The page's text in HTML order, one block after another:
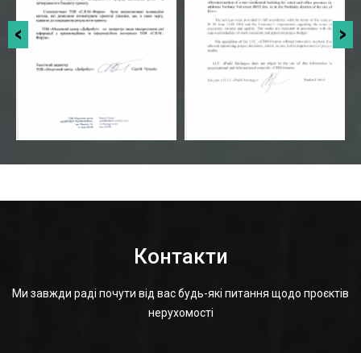
Контакти
Ми завжди раді почути від вас будь-які питання щодо проєктів
нерухомості